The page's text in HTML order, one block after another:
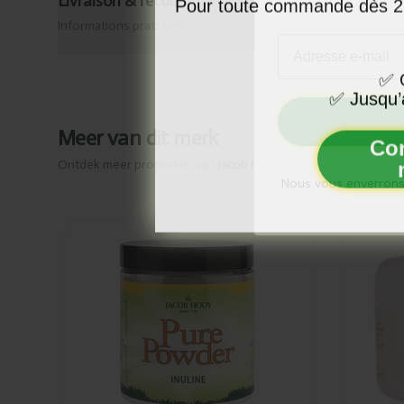
Meer van dit merk
Ontdek meer producten van
Ajouté
Hooy
Nous vous
✅
✅